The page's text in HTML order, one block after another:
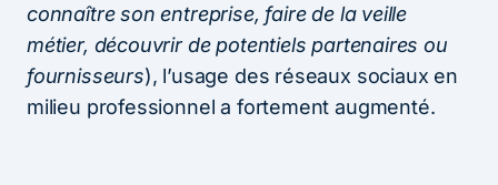
connaître son entreprise, faire de la veille
métier, découvrir de potentiels partenaires ou
fournisseurs), l’usage des réseaux sociaux en
milieu professionnel a fortement augmenté.